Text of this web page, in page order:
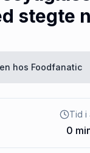
stegte
hos Foodfanatic
Tid i
0